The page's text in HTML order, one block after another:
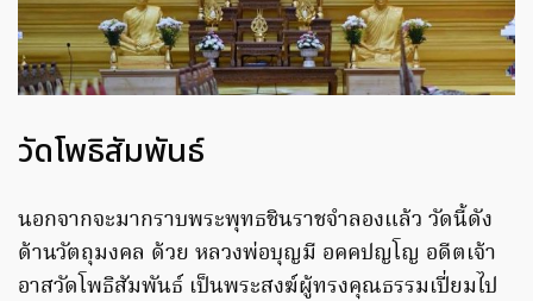
วัดโพธิสัมพันธ์
นอกจากจะมากราบพระพุทธชินราชจำลองแล้ว วัดนี้ดัง
ด้านวัตถุมงคล ด้วย หลวงพ่อบุญมี อคคปญโญ อดีตเจ้า
อาสวัดโพธิสัมพันธ์ เป็นพระสงฆ์ผู้ทรงคุณธรรมเปี่ยมไป